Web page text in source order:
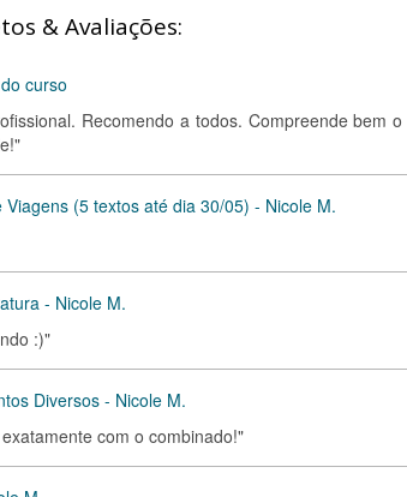
& Avaliações:
curso
Recomendo a todos. Compreende bem
(5 textos até dia 30/05) - Nicole M.
- Nicole M.
:)"
Diversos - Nicole M.
com o combinado!"